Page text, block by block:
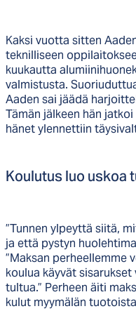
Kaksi vuotta sitten
teknilliseen
kuukautta
valmistusta.
Aaden sai jäädä
Tämän jälkeen hän
hänet ylennettiin
Kou­lu­tus luo us­koa
”Tunnen ylpeyttä siitä,
ja että pystyn
”Maksan perheellemme
koulua käyvät
tultua.” Perheen äiti
kulut myymälän